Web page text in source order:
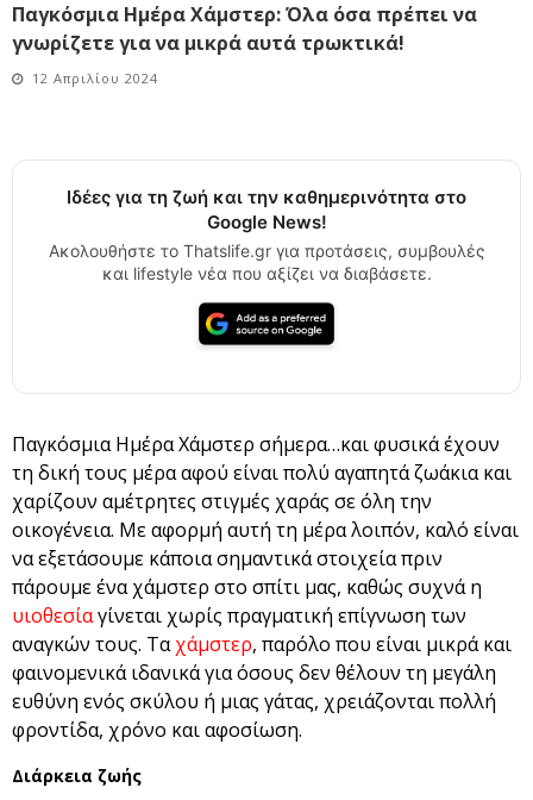
Παγκόσμια Ημέρα Χάμστερ: Όλα όσα πρέπει να
γνωρίζετε για να μικρά αυτά τρωκτικά!
12 Απριλίου 2024
Ιδέες για τη ζωή και την καθημερινότητα στο
Google News!
Ακολουθήστε το Thatslife.gr για προτάσεις, συμβουλές
και lifestyle νέα που αξίζει να διαβάσετε.
Παγκόσμια Ημέρα Χάμστερ σήμερα…και φυσικά έχουν
τη δική τους μέρα αφού είναι πολύ αγαπητά ζωάκια και
χαρίζουν αμέτρητες στιγμές χαράς σε όλη την
οικογένεια. Με αφορμή αυτή τη μέρα λοιπόν, καλό είναι
να εξετάσουμε κάποια σημαντικά στοιχεία πριν
πάρουμε ένα χάμστερ στο σπίτι μας, καθώς συχνά η
υιοθεσίαγίνεται χωρίς πραγματική επίγνωση των
αναγκών τους. Ταχάμστερ, παρόλο που είναι μικρά και
φαινομενικά ιδανικά για όσους δεν θέλουν τη μεγάλη
ευθύνη ενός σκύλου ή μιας γάτας, χρειάζονται πολλή
φροντίδα, χρόνο και αφοσίωση.
Διάρκεια ζωής